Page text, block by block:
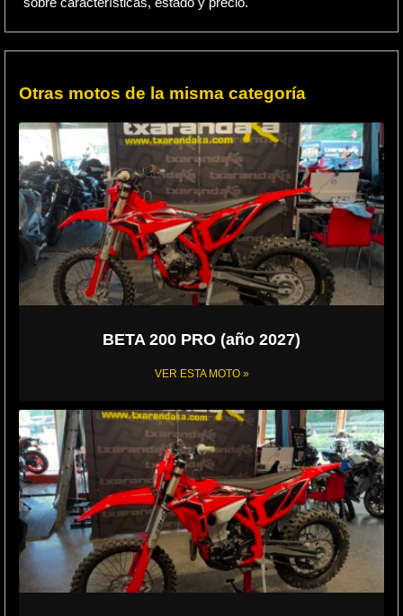
Otras motos de la misma categoría
BETA 200 PRO (año 2027)
VER ESTA MOTO »